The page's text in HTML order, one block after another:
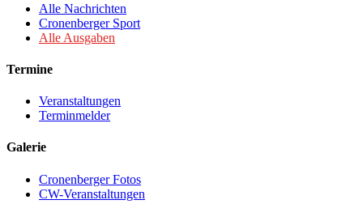
Alle Nachrichten
Cronenberger Sport
Alle Ausgaben
Termine
Veranstaltungen
Terminmelder
Galerie
Cronenberger Fotos
CW-Veranstaltungen